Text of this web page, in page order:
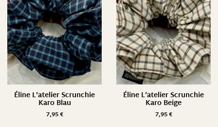
Éline L’atelier Scrunchie
Karo Blau
7,95€
Éline L’atelier Scrunchie
Karo Beige
7,95€